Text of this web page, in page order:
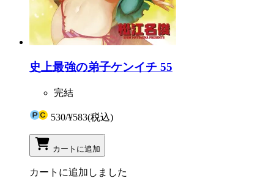
史上最強の弟子ケンイチ 55
完結
530/¥583(税込)
カートに追加
カートに追加しました